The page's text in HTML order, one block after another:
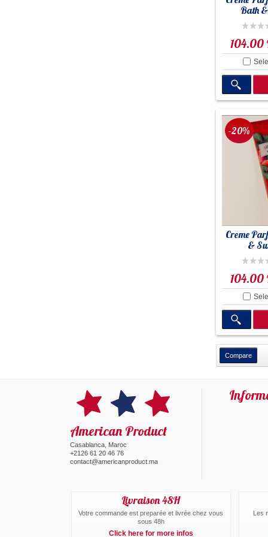
Bath
104.00
Creme
&
-20%
104.00
American Product
Casablanca, Maroc
+2126 61 20 46 76
contact@americanproduct.ma
Livraison 48H
Votre commande est preparée et livrée chez vous
sous 48h
Click here for more infos
Les